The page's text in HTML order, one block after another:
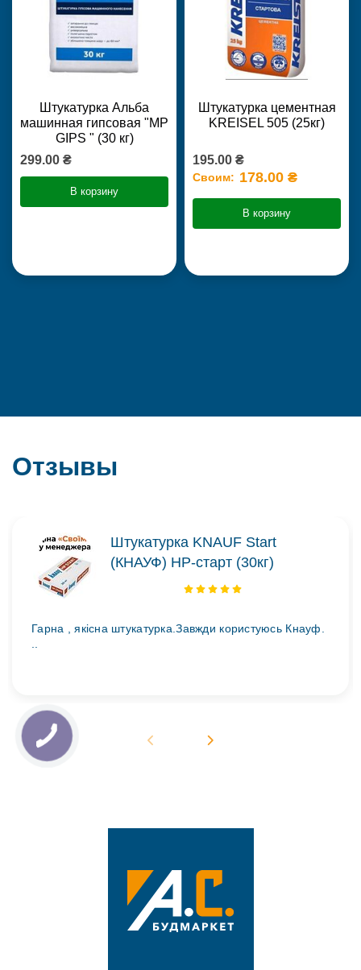
Штукатурка Альба
машинная гипсовая "MP
GIPS " (30 кг)
299.00 ₴
В корзину
Штукатурка цементная
KREISEL 505 (25кг)
195.00 ₴
Своим: 178.00 ₴
В корзину
Отзывы
Штукатурка KNAUF Start
(КНАУФ) НР-старт (30кг)
Гарна , якісна штукатурка.Завжди користуюсь Кнауф.
..